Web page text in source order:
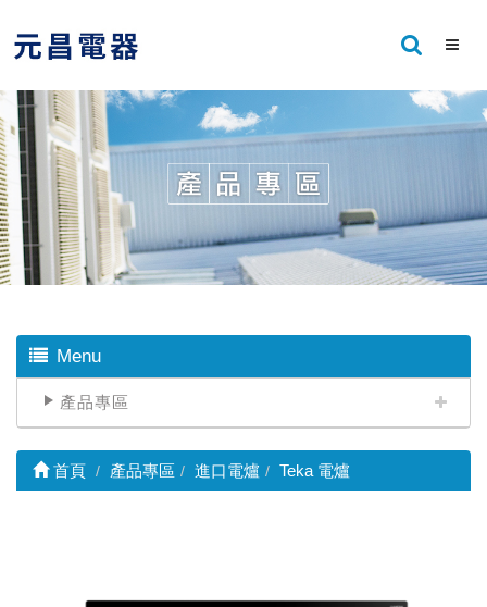
Menu
產品專區
首頁 產品專區 進口電爐 Teka 電爐